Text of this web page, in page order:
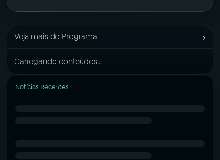
Veja mais do Programa ›
Carregando conteúdos...
Notícias Recentes